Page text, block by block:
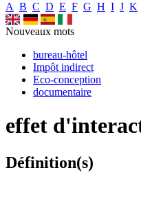
A B C D E F G H I J K
Nouveaux mots
bureau-hôtel
Impôt indirect
Eco-conception
documentaire
effet
Définition(s)